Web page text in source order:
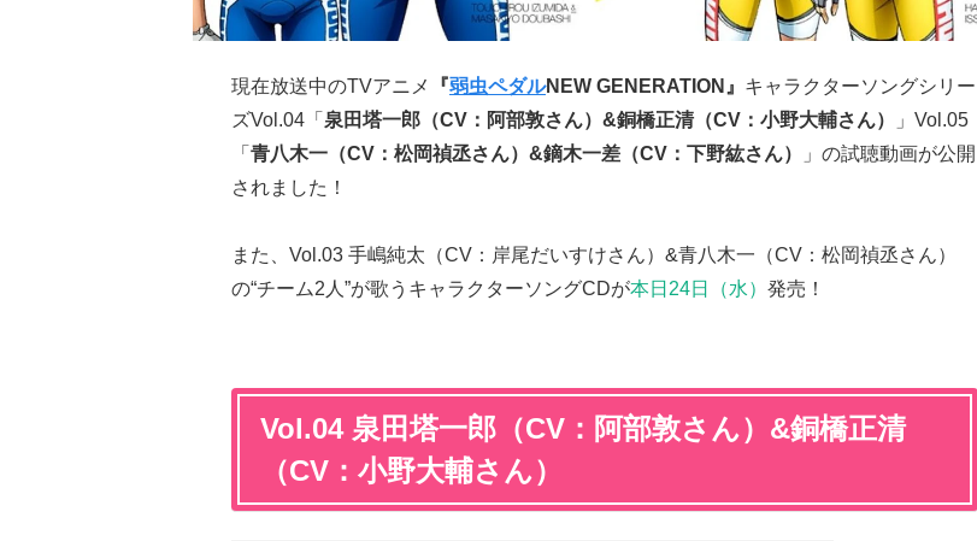
現在放送中のTVアニメ 『弱虫ペダルNEW GENERATION』 キャラクターソングシリー
ズVol.04「 泉田塔一郎（CV：阿部敦さん）&銅橋正清（CV：小野大輔さん）
」Vol.05
「 青八木一 （CV：松岡禎丞さん）&鏑木一差（CV：下野紘さん）
」の試聴動画が公開
されました！
また、Vol.03 手嶋純太（CV：岸尾だいすけさん）&青八木一（CV：松岡禎丞さん）
の“チーム2人”が歌うキャラクターソングCDが本日24日（水） 発売！
Vol.04 泉田塔一郎（CV：阿部敦さん）&銅橋正清
（CV：小野大輔さん）